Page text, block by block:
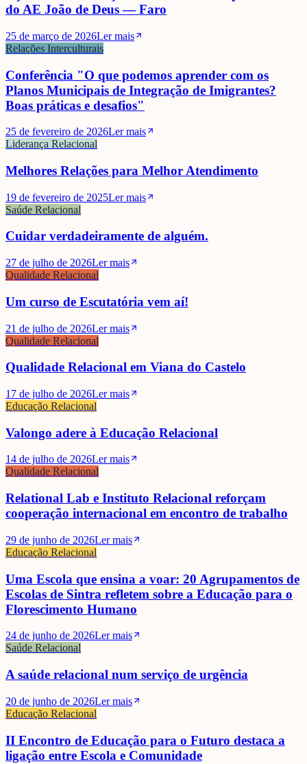
do AE João de Deus — Faro
25 de março de 2026Ler mais
Relações Interculturais
Conferência "O que podemos aprender com os
Planos Municipais de Integração de Imigrantes?
Boas práticas e desafios"
25 de fevereiro de 2026Ler mais
Liderança Relacional
Melhores Relações para Melhor Atendimento
19 de fevereiro de 2025Ler mais
Saúde Relacional
Cuidar verdadeiramente de alguém.
27 de julho de 2026Ler mais
Qualidade Relacional
Um curso de Escutatória vem aí!
21 de julho de 2026Ler mais
Qualidade Relacional
Qualidade Relacional em Viana do Castelo
17 de julho de 2026Ler mais
Educação Relacional
Valongo adere à Educação Relacional
14 de julho de 2026Ler mais
Qualidade Relacional
Relational Lab e Instituto Relacional reforçam
cooperação internacional em encontro de trabalho
29 de junho de 2026Ler mais
Educação Relacional
Uma Escola que ensina a voar: 20 Agrupamentos de
Escolas de Sintra refletem sobre a Educação para o
Florescimento Humano
24 de junho de 2026Ler mais
Saúde Relacional
A saúde relacional num serviço de urgência
20 de junho de 2026Ler mais
Educação Relacional
II Encontro de Educação para o Futuro destaca a
ligação entre Escola e Comunidade